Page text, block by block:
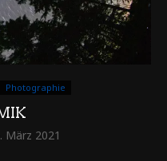
Photographie
März 2021